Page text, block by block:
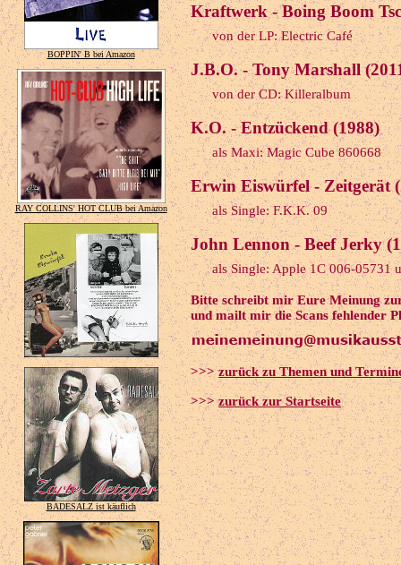
BOPPIN' B bei Amazon
RAY COLLINS' HOT CLUB bei Amazon
BADESALZ ist käuflich
Kraftwerk - Boing Boom
von der LP: Electric Café
J.B.O. - Tony Marshall
von der CD: Killeralbum
K.O. - Entzückend (1988)
als Maxi: Magic Cube 860668
Erwin Eiswürfel - Zeitgerät
als Single: F.K.K. 09
John Lennon - Beef Jerky
als Single: Apple 1C 006-05731
Bitte schreibt mir Eure Meinung
und mailt mir die Scans fehlender
>>>zurück zu Themen und
>>>zurück zur Startseite